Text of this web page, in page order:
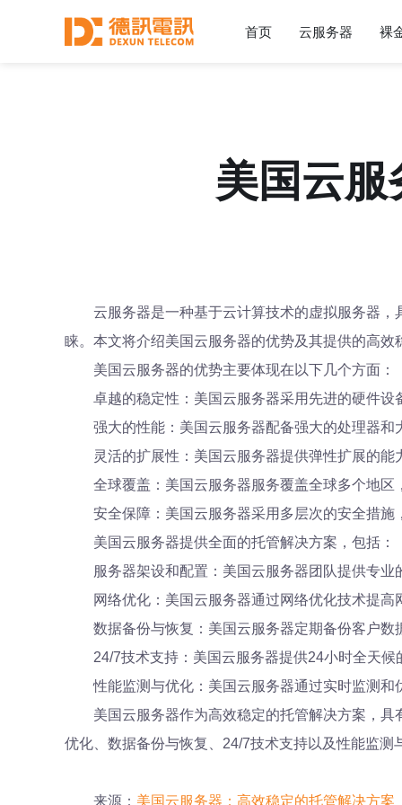
首页 云服务器 裸
美国云服
云服务器是一种基于云计算技术的虚拟服务器
睐。本文将介绍美国云服务器的优势及其提供的高效
美国云服务器的优势主要体现在以下几个方面：
卓越的稳定性：美国云服务器采用先进的硬件
强大的性能：美国云服务器配备强大的处理器
灵活的扩展性：美国云服务器提供弹性扩展的
全球覆盖：美国云服务器服务覆盖全球多个地
安全保障：美国云服务器采用多层次的安全措
美国云服务器提供全面的托管解决方案，包括：
服务器架设和配置：美国云服务器团队提供专
网络优化：美国云服务器通过网络优化技术提
数据备份与恢复：美国云服务器定期备份客户
24/7技术支持：美国云服务器提供24小时全天
性能监测与优化：美国云服务器通过实时监测
美国云服务器作为高效稳定的托管解决方案，
优化、数据备份与恢复、24/7技术支持以及性能监
来源： 美国云服务器：高效稳定的托管解决方案